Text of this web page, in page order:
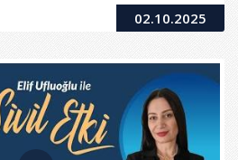
02.10.2025